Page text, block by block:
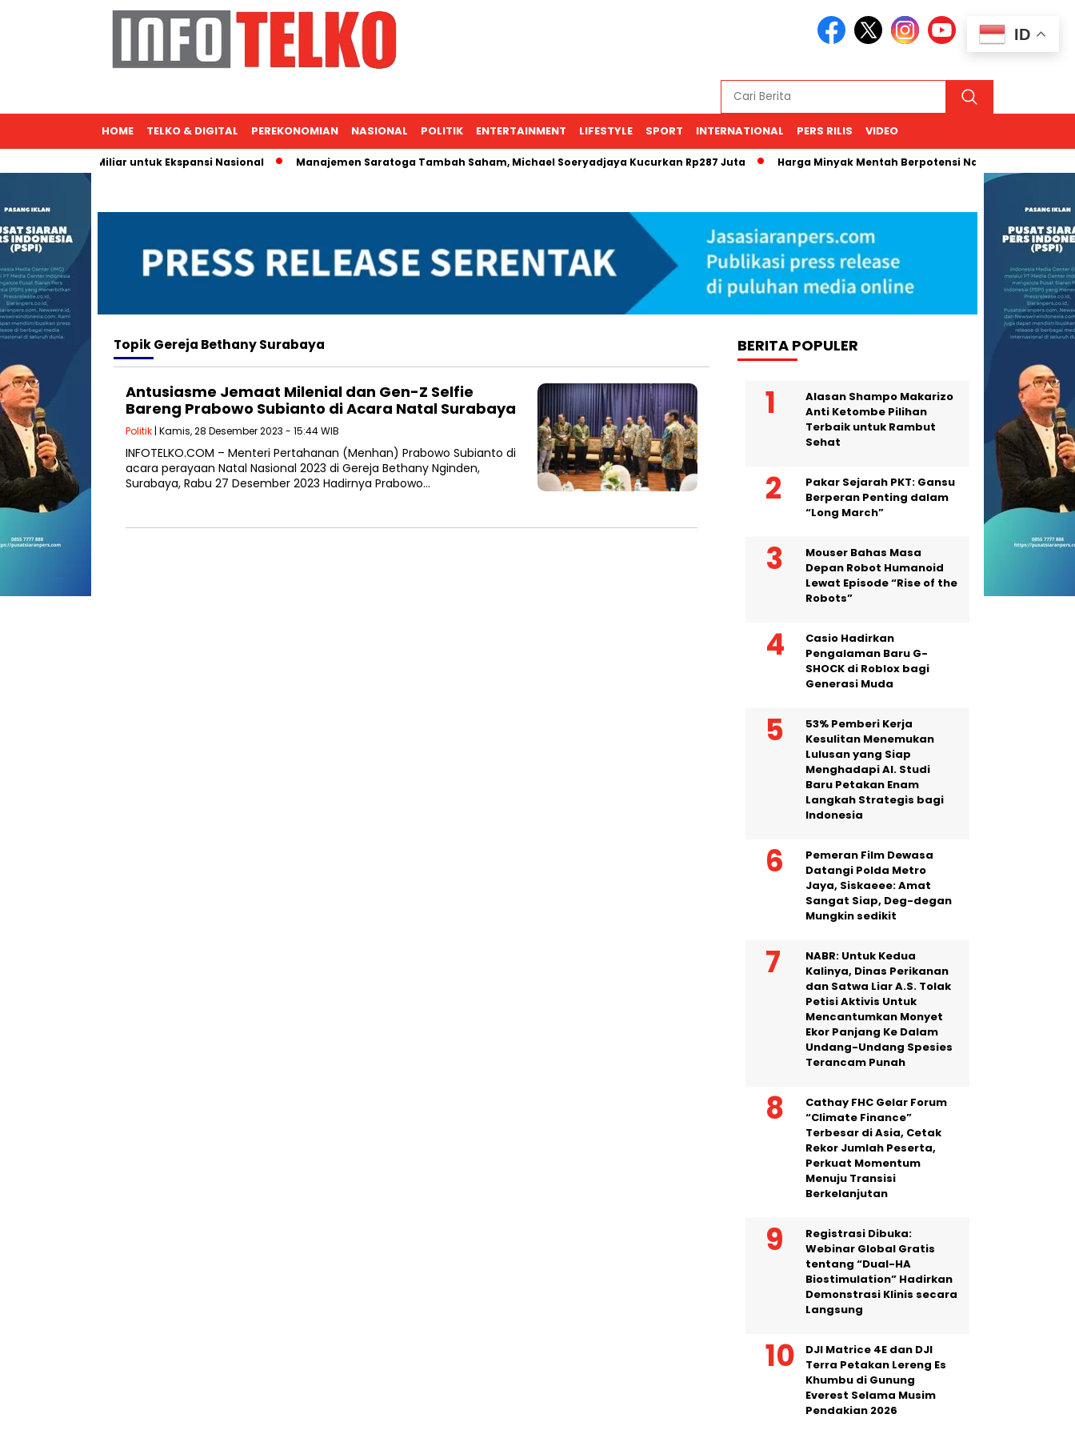
HOME TELKO & DIGITAL PEREKONOMIAN NASIONAL POLITIK ENTERTAINMENT LIFESTYLE SPORT INTERNATIONAL PERS RILIS VIDEO
ICBC Rp400 Miliar untuk Ekspansi Nasional Manajemen Saratoga Tambah Saham, Michael Soeryadjaya Kucurkan Rp287 Juta Harga Minyak Mentah Berpotensi Naik, Proyeksi Sri
TopikGereja Bethany Surabaya
Antusiasme Jemaat Milenial dan Gen-Z Selfie
Bareng Prabowo Subianto di Acara Natal Surabaya
Politik | Kamis, 28 Desember 2023 - 15:44 WIB
INFOTELKO.COM – Menteri Pertahanan (Menhan) Prabowo Subianto di
acara perayaan Natal Nasional 2023 di Gereja Bethany Nginden,
Surabaya, Rabu 27 Desember 2023 Hadirnya Prabowo…
BERITA POPULER
Alasan Shampo Makarizo
Anti Ketombe Pilihan
Terbaik untuk Rambut
Sehat
Pakar Sejarah PKT: Gansu
Berperan Penting dalam
“Long March”
Mouser Bahas Masa
Depan Robot Humanoid
Lewat Episode “Rise of the
Robots”
Casio Hadirkan
Pengalaman Baru G-
SHOCK di Roblox bagi
Generasi Muda
53% Pemberi Kerja
Kesulitan Menemukan
Lulusan yang Siap
Menghadapi AI. Studi
Baru Petakan Enam
Langkah Strategis bagi
Indonesia
Pemeran Film Dewasa
Datangi Polda Metro
Jaya, Siskaeee: Amat
Sangat Siap, Deg-degan
Mungkin sedikit
NABR: Untuk Kedua
Kalinya, Dinas Perikanan
dan Satwa Liar A.S. Tolak
Petisi Aktivis Untuk
Mencantumkan Monyet
Ekor Panjang Ke Dalam
Undang-Undang Spesies
Terancam Punah
Cathay FHC Gelar Forum
“Climate Finance”
Terbesar di Asia, Cetak
Rekor Jumlah Peserta,
Perkuat Momentum
Menuju Transisi
Berkelanjutan
Registrasi Dibuka:
Webinar Global Gratis
tentang “Dual-HA
Biostimulation” Hadirkan
Demonstrasi Klinis secara
Langsung
DJI Matrice 4E dan DJI
Terra Petakan Lereng Es
Khumbu di Gunung
Everest Selama Musim
Pendakian 2026
ID